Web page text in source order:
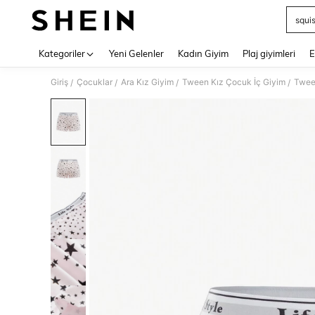
Kategoriler Yeni Gelenler Kadın Giyim Plaj giyimleri
Giriş / Çocuklar / Ara Kız Giyim / Tween Kız Çocuk İç Giyim /